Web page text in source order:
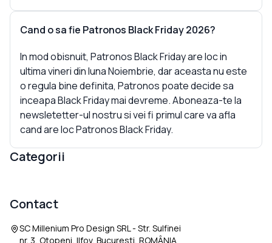
Cand o sa fie Patronos Black Friday 2026?
In mod obisnuit, Patronos Black Friday are loc in
ultima vineri din luna Noiembrie, dar aceasta nu este
o regula bine definita, Patronos poate decide sa
inceapa Black Friday mai devreme. Aboneaza-te la
newsletetter-ul nostru si vei fi primul care va afla
cand are loc Patronos Black Friday.
Categorii
Contact
SC Millenium Pro Design SRL - Str. Sulfinei
nr. 3, Otopeni, Ilfov, Bucuresti, ROMÂNIA